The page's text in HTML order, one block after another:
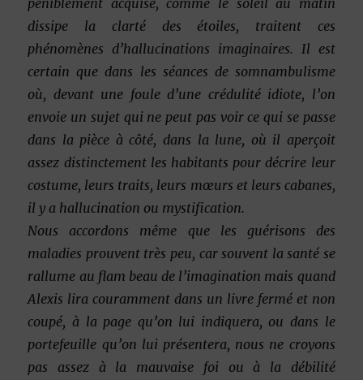
dissipe la clarté des étoiles, traitent ces
phénomènes d’hallucinations imaginaires. Il est
certain que dans les séances de somnambulisme
où, devant une foule d’une crédulité idiote, l’on
envoie un sujet qui ne peut pas voir ce qui se passe
dans la pièce à côté, dans la lune, où il aperçoit
assez distinctement les habitants pourdécrire leur
costume, leurs traits, leurs mœurs et leurs cabanes,
il y a hallucination ou mystification.
Nous accordons même que les guérisons des
maladies prouvent très peu, car souvent la santé se
rallume au flam beau de l’imagination mais quand
Alexis lira couramment dans un livre fermé et non
coupé, à la page qu’on lui indiquera, ou dans le
portefeuille qu’on lui présentera, nous ne croyons
pas assez à la mauvaise foi ou à la débilité